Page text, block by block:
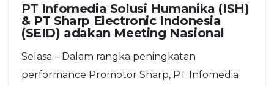
PT Infomedia Solusi Humanika (ISH)
& PT Sharp Electronic Indonesia
(SEID) adakan Meeting Nasional
Selasa – Dalam rangka peningkatan
performance Promotor Sharp, PT Infomedia